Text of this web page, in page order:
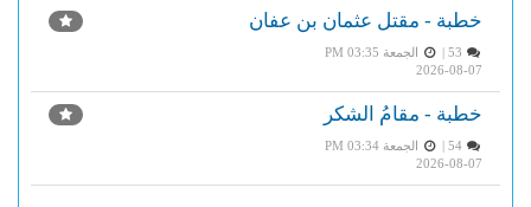
خطبة - مقتل عثمان بن عفان
الجمعة PM 03:35
2026-08-07
خطبة - مقامُ الشكر
54 |
الجمعة PM 03:34
2026-08-07